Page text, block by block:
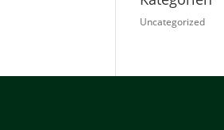
Uncategorized